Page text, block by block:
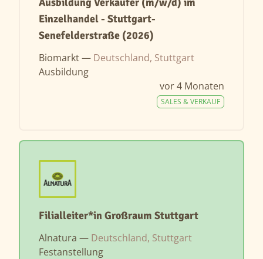
Einzelhandel - Stuttgart-
Senefelderstraße (2026)
Biomarkt — Deutschland, Stuttgart
Ausbildung
vor 4 Monaten
SALES & VERKAUF
Filialleiter*in Großraum Stuttgart
Alnatura — Deutschland, Stuttgart
Festanstellung